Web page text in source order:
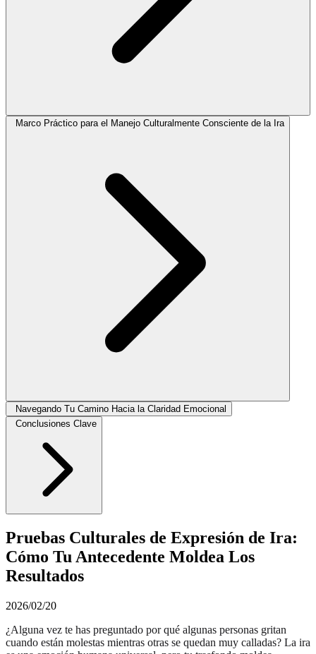
Marco Práctico para el Manejo Culturalmente Consciente de la Ira
Navegando Tu Camino Hacia la Claridad Emocional
Conclusiones Clave
Pruebas Culturales de Expresión de Ira:
Cómo Tu Antecedente Moldea Los
Resultados
2026/02/20
¿Alguna vez te has preguntado por qué algunas personas gritan
cuando están molestas mientras otras se quedan muy calladas? La ira